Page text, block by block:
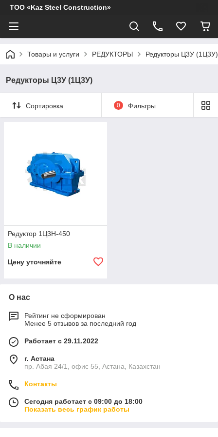
ТОО «Kaz Steel Construction»
Товары и услуги РЕДУКТОРЫ Редукторы Ц3У (1Ц3У)
Редукторы Ц3У (1Ц3У)
Сортировка 0 Фильтры
Редуктор 1Ц3Н-450
В наличии
Цену уточняйте
О нас
Рейтинг не сформирован
Менее 5 отзывов за последний год
Работает с 29.11.2022
г. Астана
пр. Абая 24/1, офис 55, Астана, Казахстан
Контакты
Сегодня работает с 09:00 до 18:00
Показать весь график работы